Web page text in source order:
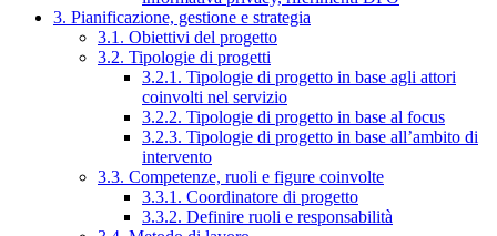
3. Pianificazione, gestione e strategia
3.1. Obiettivi del progetto
3.2. Tipologie di progetti
3.2.1. Tipologie di progetto in base agli attori
coinvolti nel servizio
3.2.2. Tipologie di progetto in base al focus
3.2.3. Tipologie di progetto in base all’ambito di
intervento
3.3. Competenze, ruoli e figure coinvolte
3.3.1. Coordinatore di progetto
3.3.2. Definire ruoli e responsabilità